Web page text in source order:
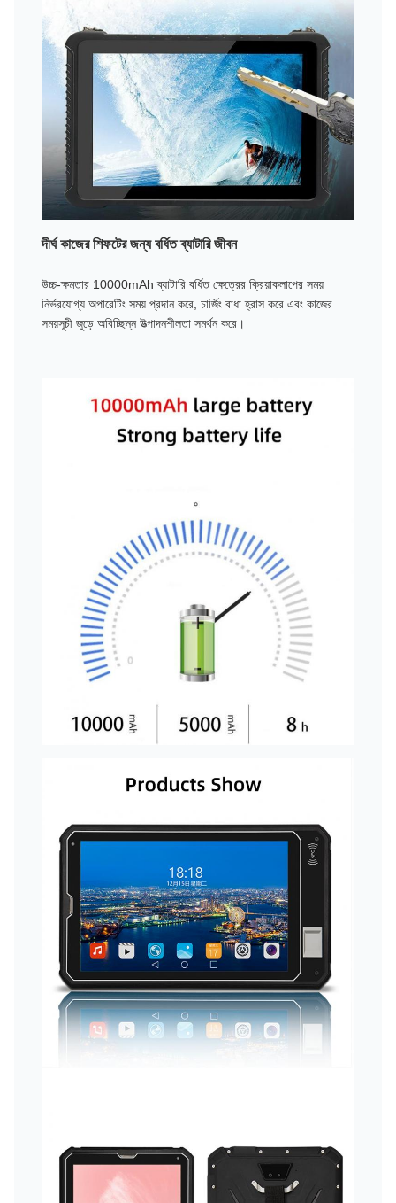
দীর্ঘ কাজের শিফটের জন্য বর্ধিত ব্যাটারি জীবন
উচ্চ-ক্ষমতার 10000mAh ব্যাটারি বর্ধিত ক্ষেত্রের ক্রিয়াকলাপের সময়
নির্ভরযোগ্য অপারেটিং সময় প্রদান করে, চার্জিং বাধা হ্রাস করে এবং কাজের
সময়সূচী জুড়ে অবিচ্ছিন্ন উত্পাদনশীলতা সমর্থন করে।